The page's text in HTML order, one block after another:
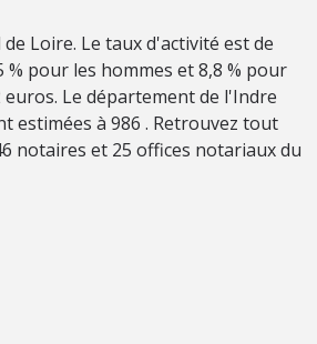
Loire. Le taux d'activité est de
% pour les hommes et 8,8 % pour
Le département de l'Indre
estimées à 986 . Retrouvez tout
notaires et 25 offices notariaux du